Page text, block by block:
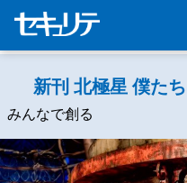
新刊 北極星 僕た
みんなで創る